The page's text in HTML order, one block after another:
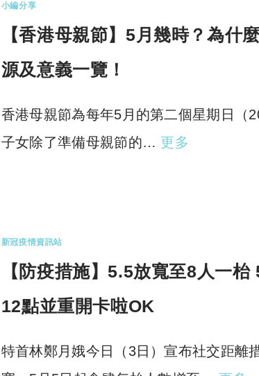
小編分享
【香港母親節】5月幾時？為什
源及意義一覽！
香港母親節為每年5月的第二個星期日（
子女除了準備母親節的… 更多
新冠疫情資訊站
【防疫措施】5.5放寬至8人一
12點並重開卡啦OK
特首林鄭月娥今日（3日）宣布社交距離